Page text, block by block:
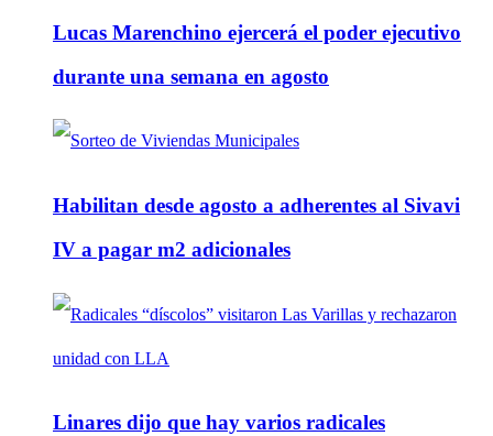
Lucas Marenchino ejercerá el poder ejecutivo
durante una semana en agosto
Habilitan desde agosto a adherentes al Sivavi
IV a pagar m2 adicionales
Linares dijo que hay varios radicales